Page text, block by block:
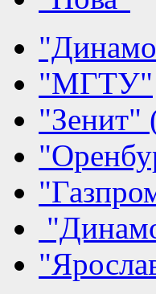
"МГТУ"